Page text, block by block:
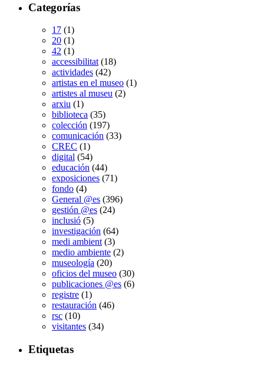
Categorías
17 (1)
20 (1)
42 (1)
accessibilitat (18)
actividades (42)
artistas en el museo (1)
artistes al museu (2)
arxiu (1)
biblioteca (35)
colección (197)
comunicación (33)
CREC (1)
digital (54)
educación (44)
exposiciones (71)
fondo (4)
General @es (396)
gestión @es (24)
inclusió (5)
investigación (64)
medi ambient (3)
medio ambiente (2)
museología (20)
oficios del museo (30)
publicaciones @es (6)
registre (1)
restauración (46)
rsc (10)
visitantes (34)
Etiquetas